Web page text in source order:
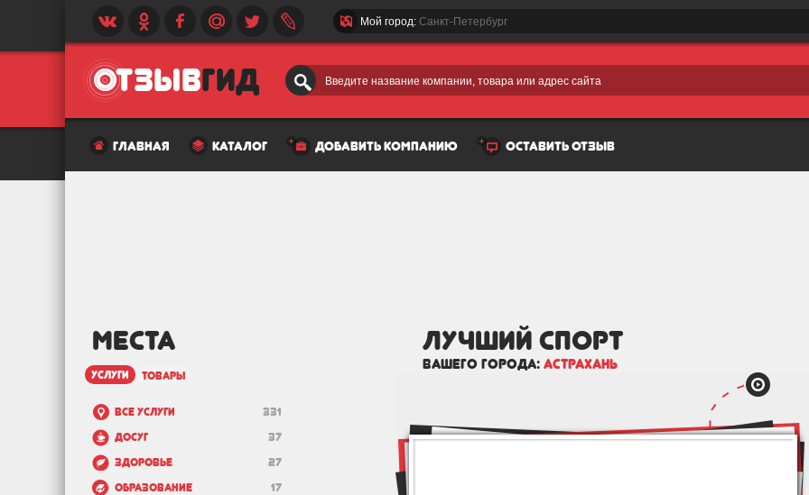
Введите название компании, товара или адрес сайта
Мой город: Санкт-Петербург
главная каталог добавить компанию оставить отзыв
МЕСТА
услуги товары
331
Все услуги
37
Досуг
27
Здоровье
17
Образование
лучший Спорт
вашего города: Астрахань